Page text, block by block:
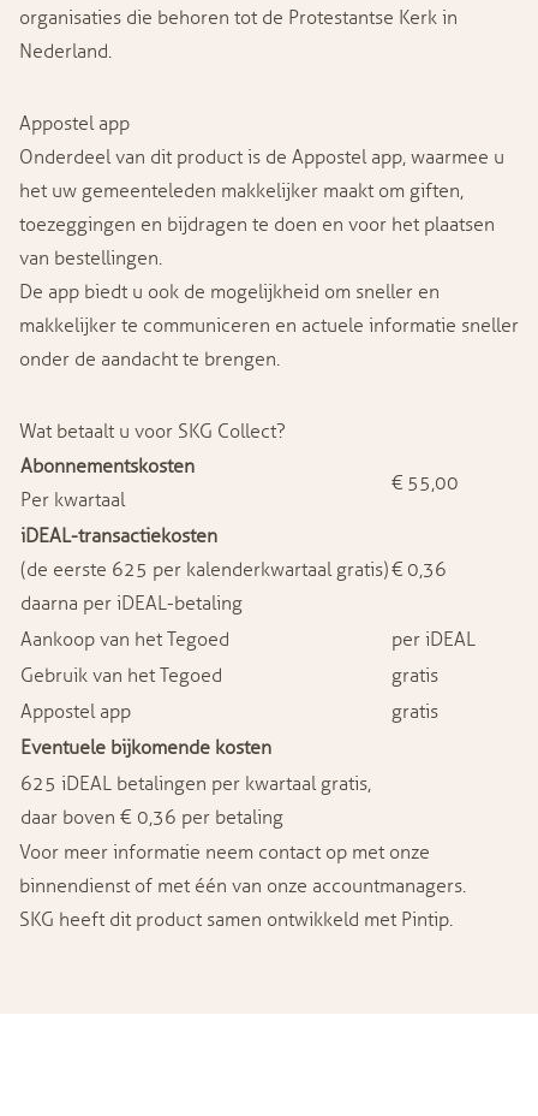
organisaties die behoren tot de Protestantse Kerk in
Nederland.
Appostel app
Onderdeel van dit product is de Appostel app, waarmee u
het uw gemeenteleden makkelijker maakt om giften,
toezeggingen en bijdragen te doen en voor het plaatsen
van bestellingen.
De app biedt u ook de mogelijkheid om sneller en
makkelijker te communiceren en actuele informatie sneller
onder de aandacht te brengen.
Wat betaalt u voor SKG Collect?
Abonnementskosten
Per kwartaal
€ 55,00
iDEAL-transactiekosten
(de eerste 625 per kalenderkwartaal gratis)
daarna per iDEAL-betaling
€ 0,36
Aankoop van het Tegoed
per iDEAL
Gebruik van het Tegoed
gratis
Appostel app
gratis
Eventuele bijkomende kosten
625 iDEAL betalingen per kwartaal gratis,
daar boven € 0,36 per betaling
Voor meer informatie neem contact op met onze
binnendienst of met één van onze accountmanagers.
SKG heeft dit product samen ontwikkeld met Pintip.